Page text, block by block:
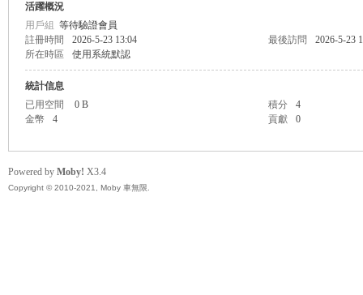
活躍概況
用戶組 等待驗證會員
註冊時間
2026-5-23 13:04 最後訪問
2026-5-23
所在時區
使用系統默認
統計信息
已用空間
0 B 積分
4
金幣
4 貢獻 0
Powered by Moby! X3.4
Copyright © 2010-2021, Moby 車無限.